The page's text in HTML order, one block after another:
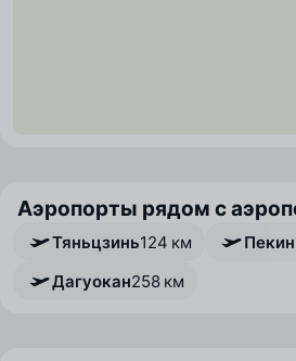
Аэропорты рядом с
Тяньцзинь124 км
Дагуокан258 км